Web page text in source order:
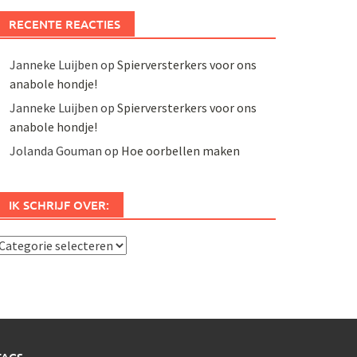
RECENTE REACTIES
Janneke Luijben op Spierversterkers voor ons
anabole hondje!
Janneke Luijben op Spierversterkers voor ons
anabole hondje!
Jolanda Gouman op Hoe oorbellen maken
IK SCHRIJF OVER: